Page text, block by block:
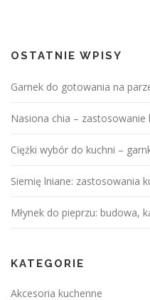
OSTATNIE WPISY
Garnek do gotowania na
Nasiona chia –
Ciężki wybór do kuchni –
Siemię lniane: zastosowania
Młynek do pieprzu: budowa,
KATEGORIE
Akcesoria kuchenne